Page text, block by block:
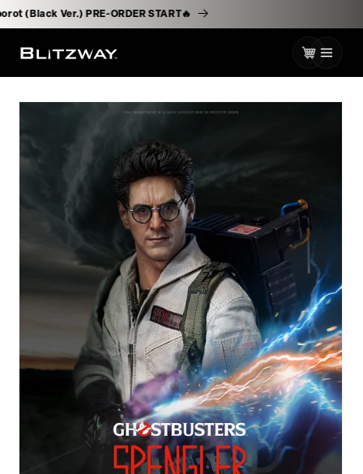
건
너
뛰
기
(Black Ver.) PRE-ORDER START🔥
트